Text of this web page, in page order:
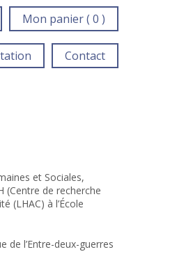
Mon panier ( 0 )
Contact
et Sociales,
(Centre de recherche
(LHAC) à l’École
de l’Entre-deux-guerres